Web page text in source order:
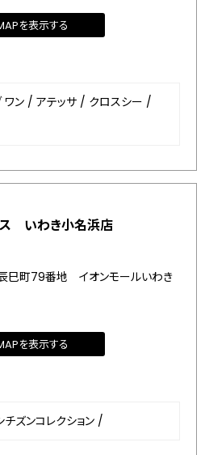
を表示する
ワン / アテッサ / クロスシー /
ス いわき小名浜店
巳町79番地 イオンモールいわき
を表示する
チズンコレクション /